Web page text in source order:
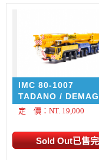
IMC 80-1007
TADANO / DEMAG
700
定 價：NT. 19,000